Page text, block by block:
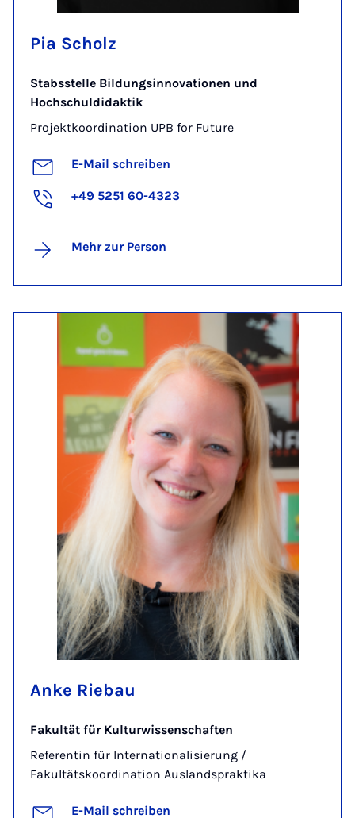
Pia Scholz
Stabsstelle Bildungsinnovationen und
Hochschuldidaktik
Projektkoordination UPB for Future
E-Mail schreiben
+49 5251 60-4323
Mehr zur Person
Anke Riebau
Fakultät für Kulturwissenschaften
Referentin für Internationalisierung /
Fakultätskoordination Auslandspraktika
E-Mail schreiben